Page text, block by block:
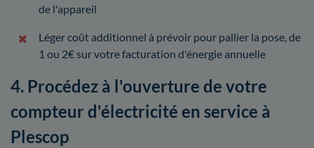
de l'appareil
Léger coût additionnel à prévoir pour pallier la pose, de
1 ou 2€ sur votre facturation d'énergie annuelle
4. Procédez à l'ouverture de votre
compteur d'électricité en service à
Plescop